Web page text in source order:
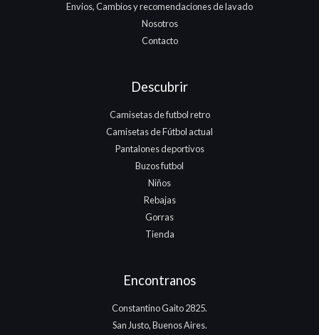
Envios, Cambios y recomendaciones de lavado
Nosotros
Contacto
Descubrir
Camisetas de futbol retro
Camisetas de Fútbol actual
Pantalones deportivos
Buzos futbol
Niños
Rebajas
Gorras
Tienda
Encontranos
Constantino Gaito 2825.
San Justo, Buenos Aires.